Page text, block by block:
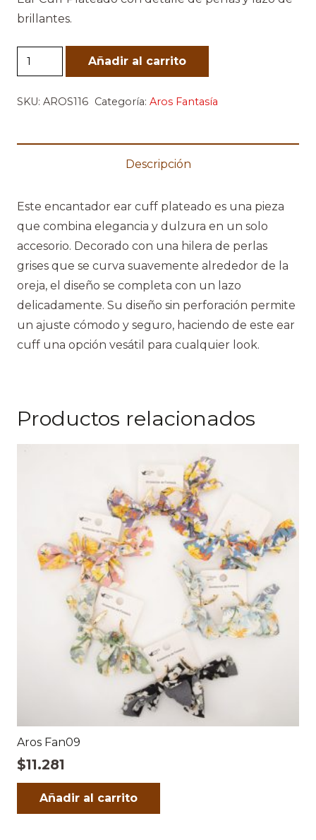
brillantes.
Ear
Cuff
Plateado
Añadir al carrito
SKU: AROS116 Categoría: Aros Fantasía
Descripción
Este encantador ear cuff plateado es una pieza
que combina elegancia y dulzura en un solo
accesorio. Decorado con una hilera de perlas
grises que se curva suavemente alrededor de la
oreja, el diseño se completa con un lazo
delicadamente. Su diseño sin perforación permite
un ajuste cómodo y seguro, haciendo de este ear
cuff una opción vesátil para cualquier look.
Productos relacionados
Aros Fan09
$11.281
Añadir al carrito